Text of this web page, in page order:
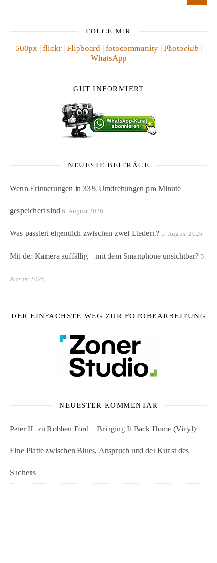
FOLGE MIR
500px| flickr| Flipboard| fotocommunity| Photoclub |
WhatsApp
GUT INFORMIERT
NEUESTE BEITRÄGE
Wenn Erinnerungen in 33⅓ Umdrehungen pro Minute
gespeichert sind 6. August 2026
Was passiert eigentlich zwischen zwei Liedern? 5. August 2026
Mit der Kamera auffällig – mit dem Smartphone unsichtbar? 5.
August 2026
DER EINFACHSTE WEG ZUR FOTOBEARBEITUNG
NEUESTER KOMMENTAR
Peter H. zuRobben Ford – Bringing It Back Home (Vinyl):
Eine Platte zwischen Blues, Anspruch und der Kunst des
Suchens